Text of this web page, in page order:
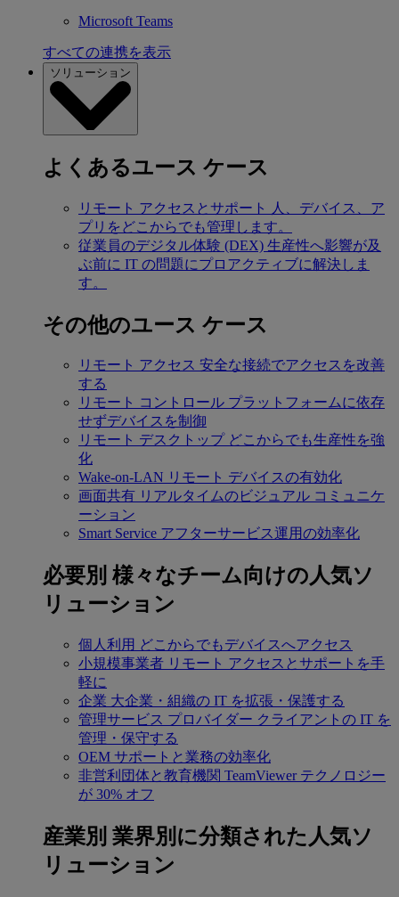
Microsoft Teams
すべての連携を表示
ソリューション
よくあるユース ケース
リモート アクセスとサポート
人、デバイス、ア
プリをどこからでも管理します。
従業員のデジタル体験 (DEX) 生産性へ影響が及
ぶ前に IT の問題にプロアクティブに解決しま
す。
その他のユース ケース
リモート アクセス 安全な接続でアクセスを改善
する
リモート コントロール プラットフォームに依存
せずデバイスを制御
リモート デスクトップ どこからでも生産性を強
化
Wake-on-LAN リモート デバイスの有効化
画面共有 リアルタイムのビジュアル コミュニケ
ーション
Smart Service アフターサービス運用の効率化
必要別 様々なチーム向けの人気ソ
リューション
個人利用 どこからでもデバイスへアクセス
小規模事業者 リモート アクセスとサポートを手
軽に
企業 大企業・組織の IT を拡張・保護する
管理サービス プロバイダー クライアントの IT を
管理・保守する
OEM サポートと業務の効率化
非営利団体と教育機関 TeamViewer テクノロジー
が 30% オフ
産業別 業界別に分類された人気ソ
リューション